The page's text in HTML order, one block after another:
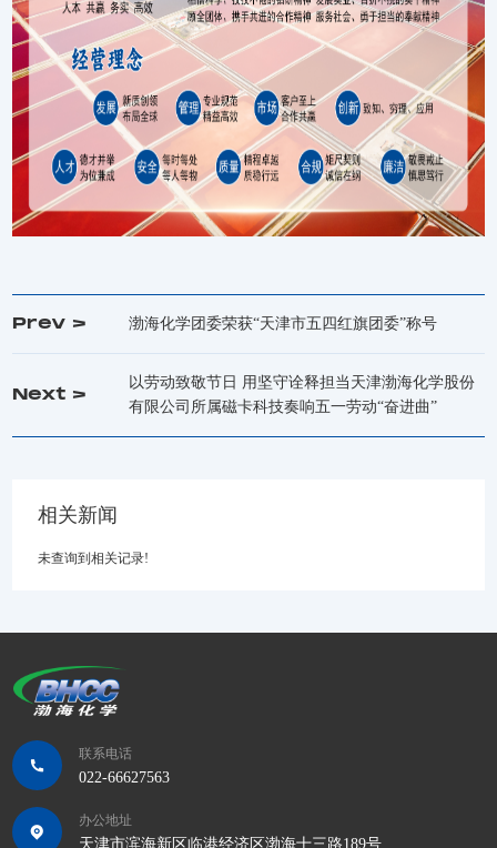
Prev > 渤海化学团委荣获“天津市五四红旗团委”称号
Next >
以劳动致敬节日 用坚守诠释担当天津渤海化学股份
有限公司所属磁卡科技奏响五一劳动“奋进曲”
相关新闻
未查询到相关记录!
联系电话
022-66627563
办公地址
天津市滨海新区临港经济区渤海十三路189号